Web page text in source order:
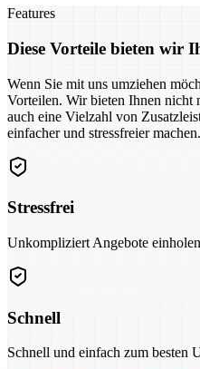
Features
Diese Vorteile bieten wir
Wenn Sie mit uns umziehen
Vorteilen. Wir bieten Ihnen nicht
auch eine Vielzahl von
einfacher und stressfreier machen.
Stressfrei
Unkompliziert Angebote
Schnell
Schnell und einfach zum besten